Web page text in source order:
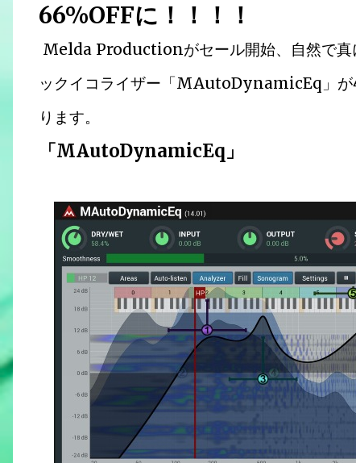
66%OFFに！！！！
Melda Productionがセール開始、自然で真
ックイコライザー「MAutoDynamicEq」が
ります。
「MAutoDynamicEq」